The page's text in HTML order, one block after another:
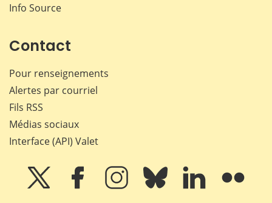
Info Source
Contact
Pour renseignements
Alertes par courriel
Fils RSS
Médias sociaux
Interface (API) Valet